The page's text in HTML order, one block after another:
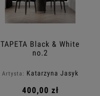
TAPETA Black & White
no.2
Artysta: Katarzyna Jasyk
400,00 zł